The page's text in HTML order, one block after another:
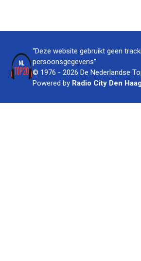
“Deze website gebruikt geen
persoonsgegevens”
© 1976 - 2026 De Nederlandse
Powered by Radio City Den